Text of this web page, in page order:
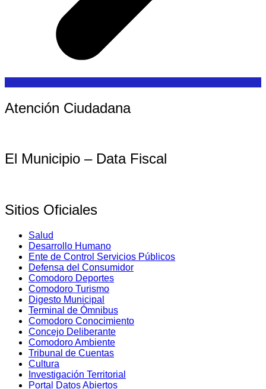
Atención Ciudadana
El Municipio – Data Fiscal
Sitios Oficiales
Salud
Desarrollo Humano
Ente de Control Servicios Públicos
Defensa del Consumidor
Comodoro Deportes
Comodoro Turismo
Digesto Municipal
Terminal de Ómnibus
Comodoro Conocimiento
Concejo Deliberante
Comodoro Ambiente
Tribunal de Cuentas
Cultura
Investigación Territorial
Portal Datos Abiertos